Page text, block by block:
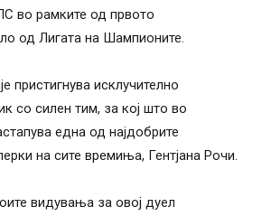
во рамките од првото
од Лигата на Шампионите.
пристигнува исклучително
со силен тим, за кој што во
една од најдобрите
на сите времиња, Гентјана Рочи.
видувања за овој дуел